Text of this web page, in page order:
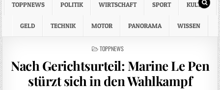
TOPPNEWS POLITIK WIRTSCHAFT SPORT KULTUR
GELD TECHNIK MOTOR PANORAMA WISSEN
POSTED
TOPPNEWS
Nach Gerichtsurteil: Marine Le Pen
stürzt sich in den Wahlkampf